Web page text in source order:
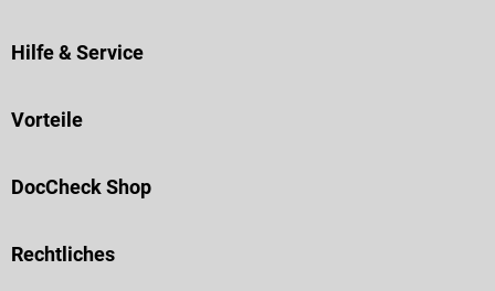
Hilfe & Service
Vorteile
DocCheck Shop
Rechtliches